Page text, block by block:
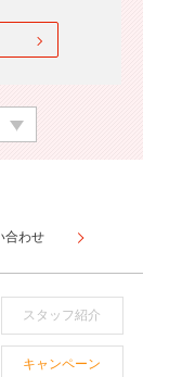
合わせ
スタッフ紹介
キャンペーン